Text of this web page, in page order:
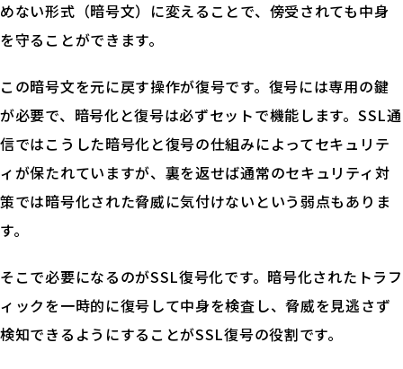
めない形式（暗号文）に変えることで、傍受されても中身
を守ることができます。
この暗号文を元に戻す操作が復号です。復号には専用の鍵
が必要で、暗号化と復号は必ずセットで機能します。SSL通
信ではこうした暗号化と復号の仕組みによってセキュリテ
ィが保たれていますが、裏を返せば通常のセキュリティ対
策では暗号化された脅威に気付けないという弱点もありま
す。
そこで必要になるのがSSL復号化です。暗号化されたトラフ
ィックを一時的に復号して中身を検査し、脅威を見逃さず
検知できるようにすることがSSL復号の役割です。